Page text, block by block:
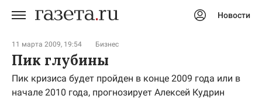
Новости
11 марта 2009, 19:54 Бизнес
Пик глубины
Пик кризиса будет пройден в конце 2009 года или в
начале 2010 года, прогнозирует Алексей Кудрин